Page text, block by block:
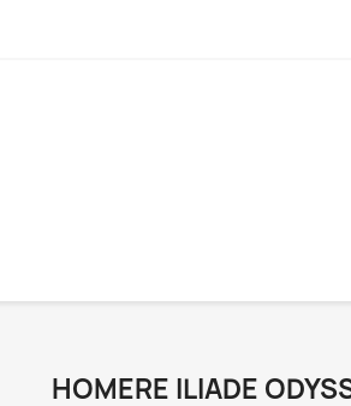
HOMERE ILIADE